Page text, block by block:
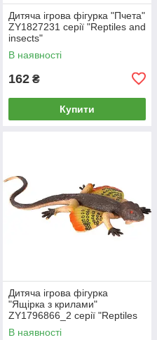
Дитяча ігрова фігурка "Пчета"
ZY1827231 серії "Reptiles and
insects"
В наявності
162 ₴
Купити
Дитяча ігрова фігурка
"Ящірка з крилами"
ZY1796866_2 серії "Reptiles
and insects"
В наявності